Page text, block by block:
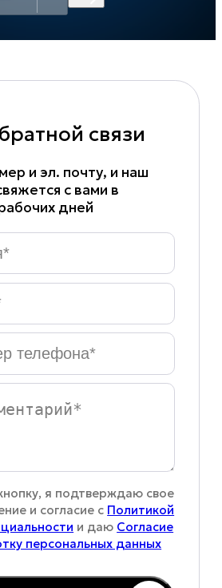
связи
и эл. почту, и наш
с вами в
дней
я подтверждаю свое
и согласие с Политикой
и даю Согласие
персональных данных